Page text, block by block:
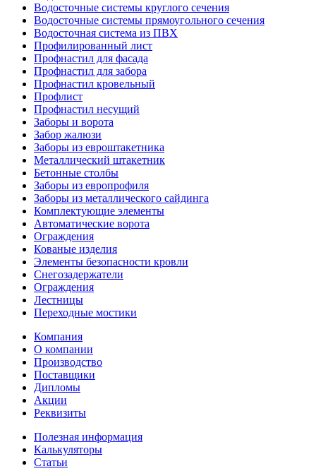
Водосточные системы круглого сечения
Водосточные системы прямоугольного сечения
Водосточная система из ПВХ
Профилированный лист
Профнастил для фасада
Профнастил для забора
Профнастил кровельный
Профлист
Профнастил несущий
Заборы и ворота
Забор жалюзи
Заборы из евроштакетника
Металлический штакетник
Бетонные столбы
Заборы из европрофиля
Заборы из металлического сайдинга
Комплектующие элементы
Автоматические ворота
Ограждения
Кованые изделия
Элементы безопасности кровли
Снегозадержатели
Ограждения
Лестницы
Переходные мостики
Компания
О компании
Производство
Поставщики
Дипломы
Акции
Реквизиты
Полезная информация
Калькуляторы
Статьи